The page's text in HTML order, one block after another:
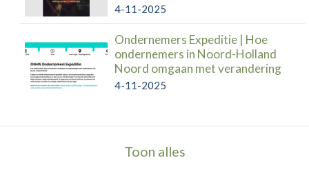
4-11-2025
Ondernemers Expeditie | Hoe
ondernemers in Noord-Holland
Noord omgaan met verandering
4-11-2025
Toon alles